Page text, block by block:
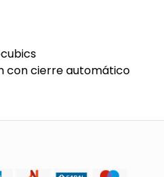
con cierre automático